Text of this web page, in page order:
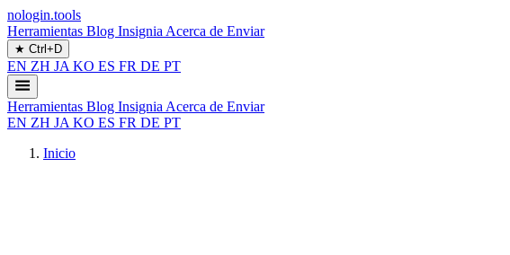
nologin.tools
Herramientas Blog Insignia Acerca de Enviar
★ Ctrl+D
EN ZH JA KO ES FR DE PT
Herramientas Blog Insignia Acerca de Enviar
EN ZH JA KO ES FR DE PT
Inicio